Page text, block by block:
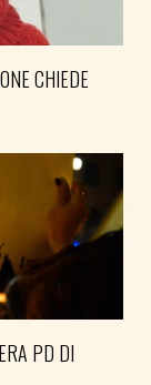
CHIEDE
PD DI